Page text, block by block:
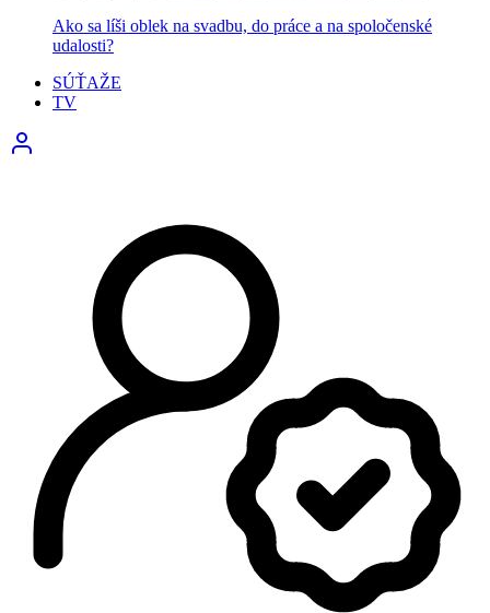
Ako sa líši oblek na svadbu, do práce a na spoločenské
udalosti?
SÚŤAŽE
TV